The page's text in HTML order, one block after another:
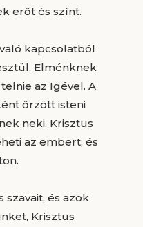
erőt és színt.
kapcsolatból
Elménknek
az Igével. A
őrzött isteni
neki, Krisztus
az embert, és
és azok
Krisztus